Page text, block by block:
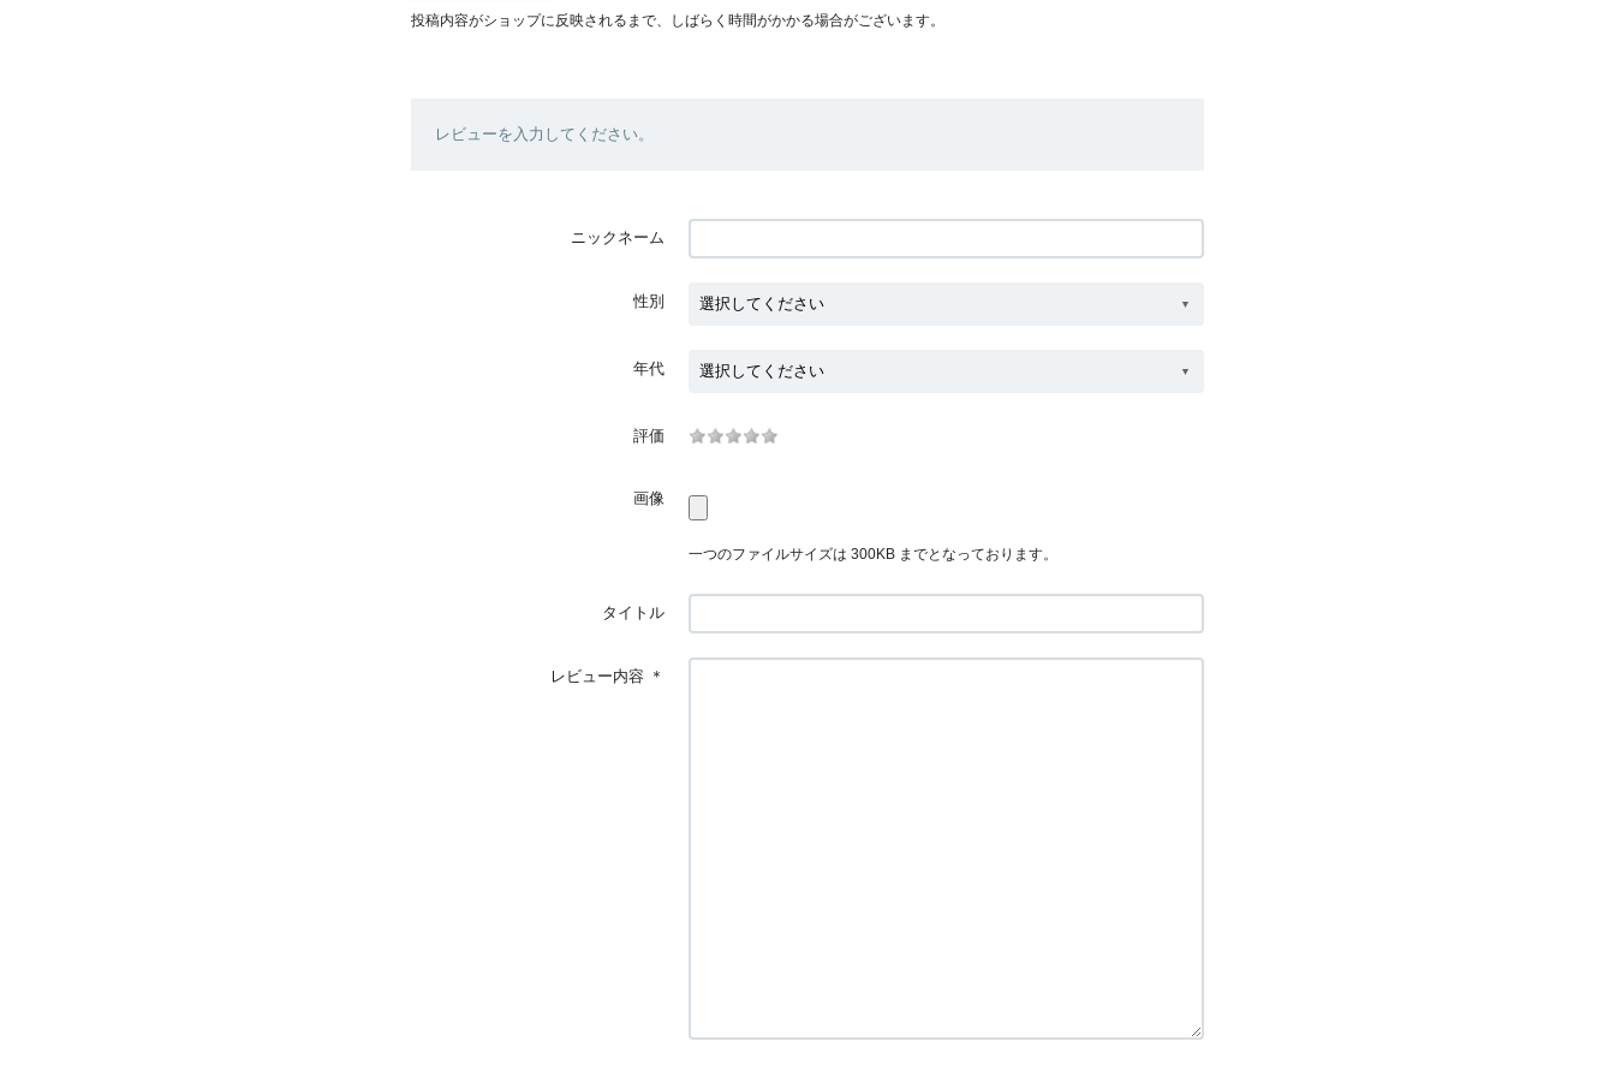
投稿内容がショップに反映されるまで、しばらく時間がかかる場合がございます。
レビューを入力してください。
ニックネーム
性別
年代
評価
画像
一つのファイルサイズは 300KB までとなっております。
タイトル
レビュー内容 ＊